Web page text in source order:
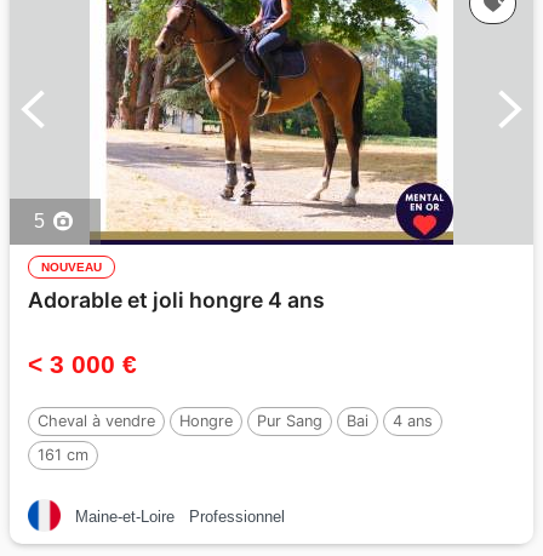
5
NOUVEAU
Adorable et joli hongre 4 ans
< 3 000 €
Cheval à vendre Hongre Pur Sang Bai
4 ans
161 cm
Maine-et-Loire Professionnel